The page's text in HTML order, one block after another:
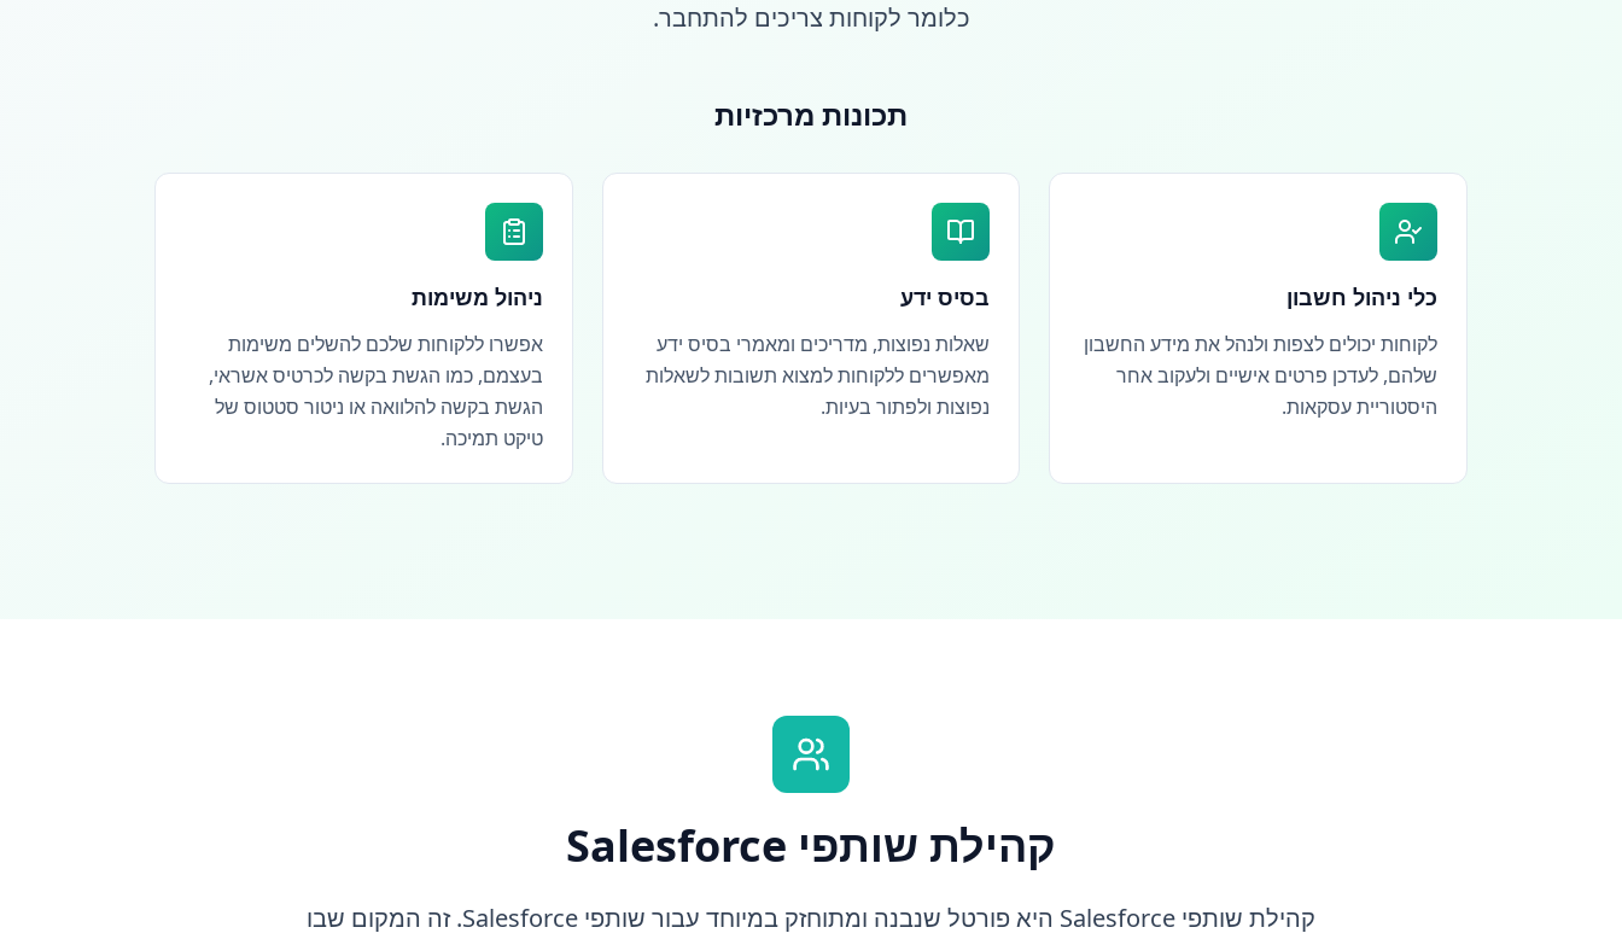
כלומר לקוחות צריכים להתחבר.
תכונות מרכזיות
כלי ניהול חשבון
לקוחות יכולים לצפות ולנהל את מידע החשבון
שלהם, לעדכן פרטים אישיים ולעקוב אחר
היסטוריית עסקאות.
בסיס ידע
שאלות נפוצות, מדריכים ומאמרי בסיס ידע
מאפשרים ללקוחות למצוא תשובות לשאלות
נפוצות ולפתור בעיות.
ניהול משימות
אפשרו ללקוחות שלכם להשלים משימות
בעצמם, כמו הגשת בקשה לכרטיס אשראי,
הגשת בקשה להלוואה או ניטור סטטוס של
טיקט תמיכה.
קהילת שותפי Salesforce
קהילת שותפי Salesforce היא פורטל שנבנה ומתוחזק במיוחד עבור שותפי Salesforce. זה המקום שבו